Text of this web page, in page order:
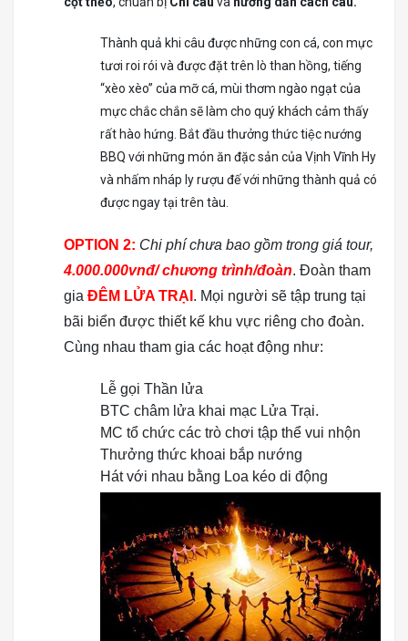
Thành quả khi câu được những con cá, con mực
tươi roi rói và được đặt trên lò than hồng, tiếng
“xèo xèo” của mỡ cá, mùi thơm ngào ngạt của
mực chắc chắn sẽ làm cho quý khách cảm thấy
rất hào hứng. Bắt đầu thưởng thức tiệc nướng
BBQ với những món ăn đặc sản của Vịnh Vĩnh Hy
và nhấm nháp ly rượu đế với những thành quả có
được ngay tại trên tàu.
OPTION 2: Chi phí chưa bao gồm trong giá tour,
4.000.000vnđ/ chương trình/đoàn. Đoàn tham
gia ĐÊM LỬA TRẠI . Mọi người sẽ tập trung tại
bãi biển được thiết kế khu vực riêng cho đoàn.
Cùng nhau tham gia các hoạt động như:
Lễ gọi Thần lửa
BTC châm lửa khai mạc Lửa Trại.
MC tổ chức các trò chơi tập thể vui nhộn
Thưởng thức khoai bắp nướng
Hát với nhau bằng Loa kéo di động